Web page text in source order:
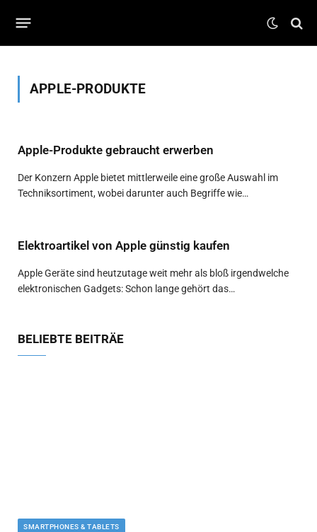
APPLE-PRODUKTE
Apple-Produkte gebraucht erwerben
Der Konzern Apple bietet mittlerweile eine große Auswahl im
Techniksortiment, wobei darunter auch Begriffe wie…
Elektroartikel von Apple günstig kaufen
Apple Geräte sind heutzutage weit mehr als bloß irgendwelche
elektronischen Gadgets: Schon lange gehört das…
BELIEBTE BEITRÄE
SMARTPHONES & TABLETS